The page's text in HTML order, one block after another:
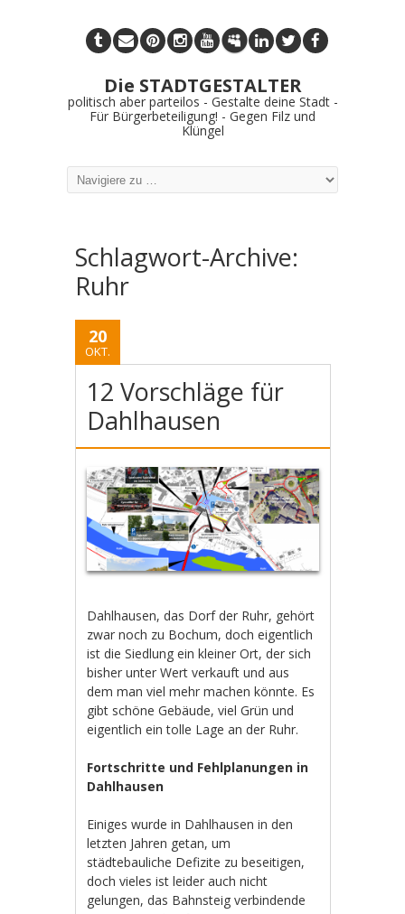
Die STADTGESTALTER
politisch aber parteilos - Gestalte deine Stadt -
Für Bürgerbeteiligung! - Gegen Filz und
Klüngel
Schlagwort-Archive:
Ruhr
20
OKT.
12 Vorschläge für
Dahlhausen
Dahlhausen, das Dorf der Ruhr, gehört
zwar noch zu Bochum, doch eigentlich
ist die Siedlung ein kleiner Ort, der sich
bisher unter Wert verkauft und aus
dem man viel mehr machen könnte. Es
gibt schöne Gebäude, viel Grün und
eigentlich ein tolle Lage an der Ruhr.
Fortschritte und Fehlplanungen in
Dahlhausen
Einiges wurde in Dahlhausen in den
letzten Jahren getan, um
städtebauliche Defizite zu beseitigen,
doch vieles ist leider auch nicht
gelungen, das Bahnsteig verbindende